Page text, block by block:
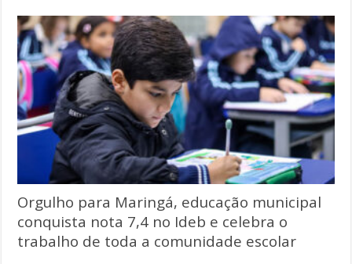
Orgulho para Maringá, educação municipal
conquista nota 7,4 no Ideb e celebra o
trabalho de toda a comunidade escolar